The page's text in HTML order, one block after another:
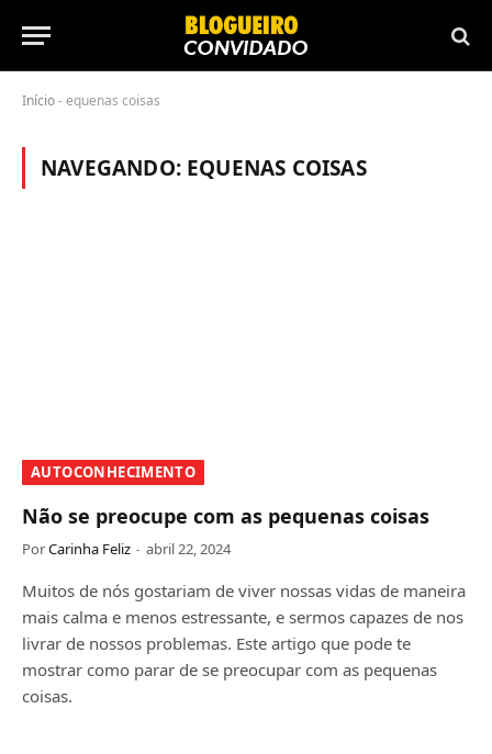
Início-equenas coisas
NAVEGANDO: EQUENAS COISAS
AUTOCONHECIMENTO
Não se preocupe com as pequenas coisas
PorCarinha Feliz abril 22, 2024
Muitos de nós gostariam de viver nossas vidas de maneira
mais calma e menos estressante, e sermos capazes de nos
livrar de nossos problemas. Este artigo que pode te
mostrar como parar de se preocupar com as pequenas
coisas.